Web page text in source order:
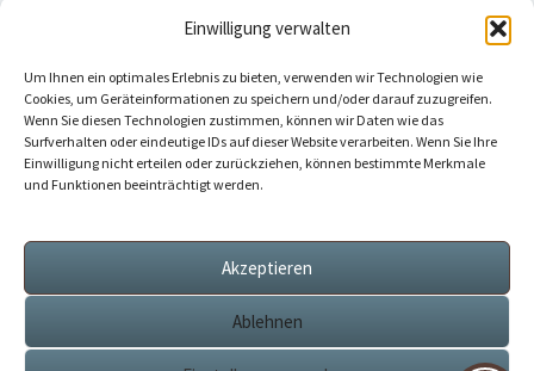
Einwilligung verwalten
Um Ihnen ein optimales Erlebnis zu bieten, verwenden wir Technologien wie
Cookies, um Geräteinformationen zu speichern und/oder darauf zuzugreifen.
Wenn Sie diesen Technologien zustimmen, können wir Daten wie das
Surfverhalten oder eindeutige IDs auf dieser Website verarbeiten. Wenn Sie Ihre
Einwilligung nicht erteilen oder zurückziehen, können bestimmte Merkmale
und Funktionen beeinträchtigt werden.
Akzeptieren
Ablehnen
Bistum Eichstätt
Caritas Verband